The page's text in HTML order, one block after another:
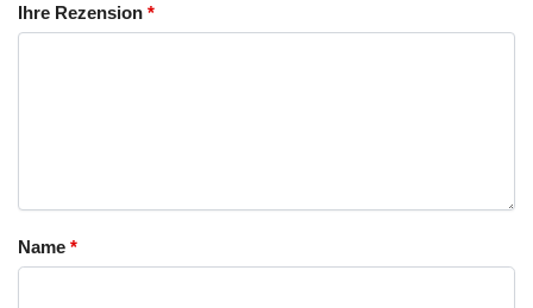
Ihre Rezension *
Name *